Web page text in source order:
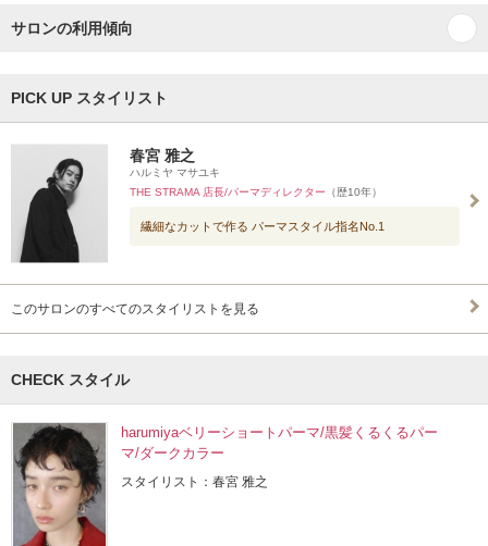
サロンの利用傾向
PICK UP スタイリスト
春宮 雅之
ハルミヤ マサユキ
THE STRAMA 店長/パーマディレクター （歴10年）
繊細なカットで作る パーマスタイル指名No.1
このサロンのすべてのスタイリストを見る
CHECK スタイル
harumiyaベリーショートパーマ/黒髪くるくるパー
マ/ダークカラー
スタイリスト：春宮 雅之